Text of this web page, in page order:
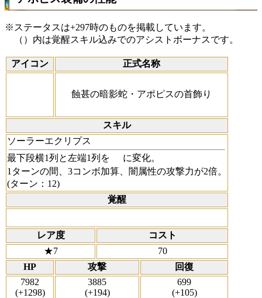
※ステータスは+297時のものを掲載しています。
（）内は覚醒スキル込みでのアシストボーナスです。
アイコン 正式名称
蝕甚の暗影蛇・アポピスの首飾り
スキル
ソーラーエクリプス
最下段横1列と左端1列を
に変化。
1ターンの間、3コンボ加算、闇属性の攻撃力が2倍。
(ターン：12)
覚醒
レア度
コスト
★7
70
HP
攻撃
回復
7982
(+1298)
3885
(+194)
699
(+105)